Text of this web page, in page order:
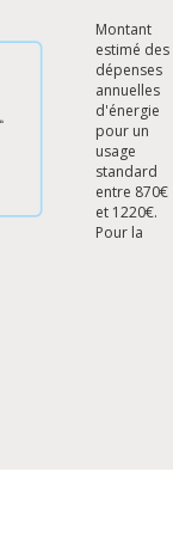
Montant
estimé des
dépenses
annuelles
d'énergie
pour un
usage
standard
entre 870€
et 1220€.
Pour la